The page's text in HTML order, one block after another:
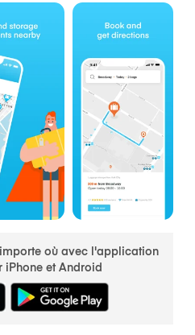
où avec l'application
et Android